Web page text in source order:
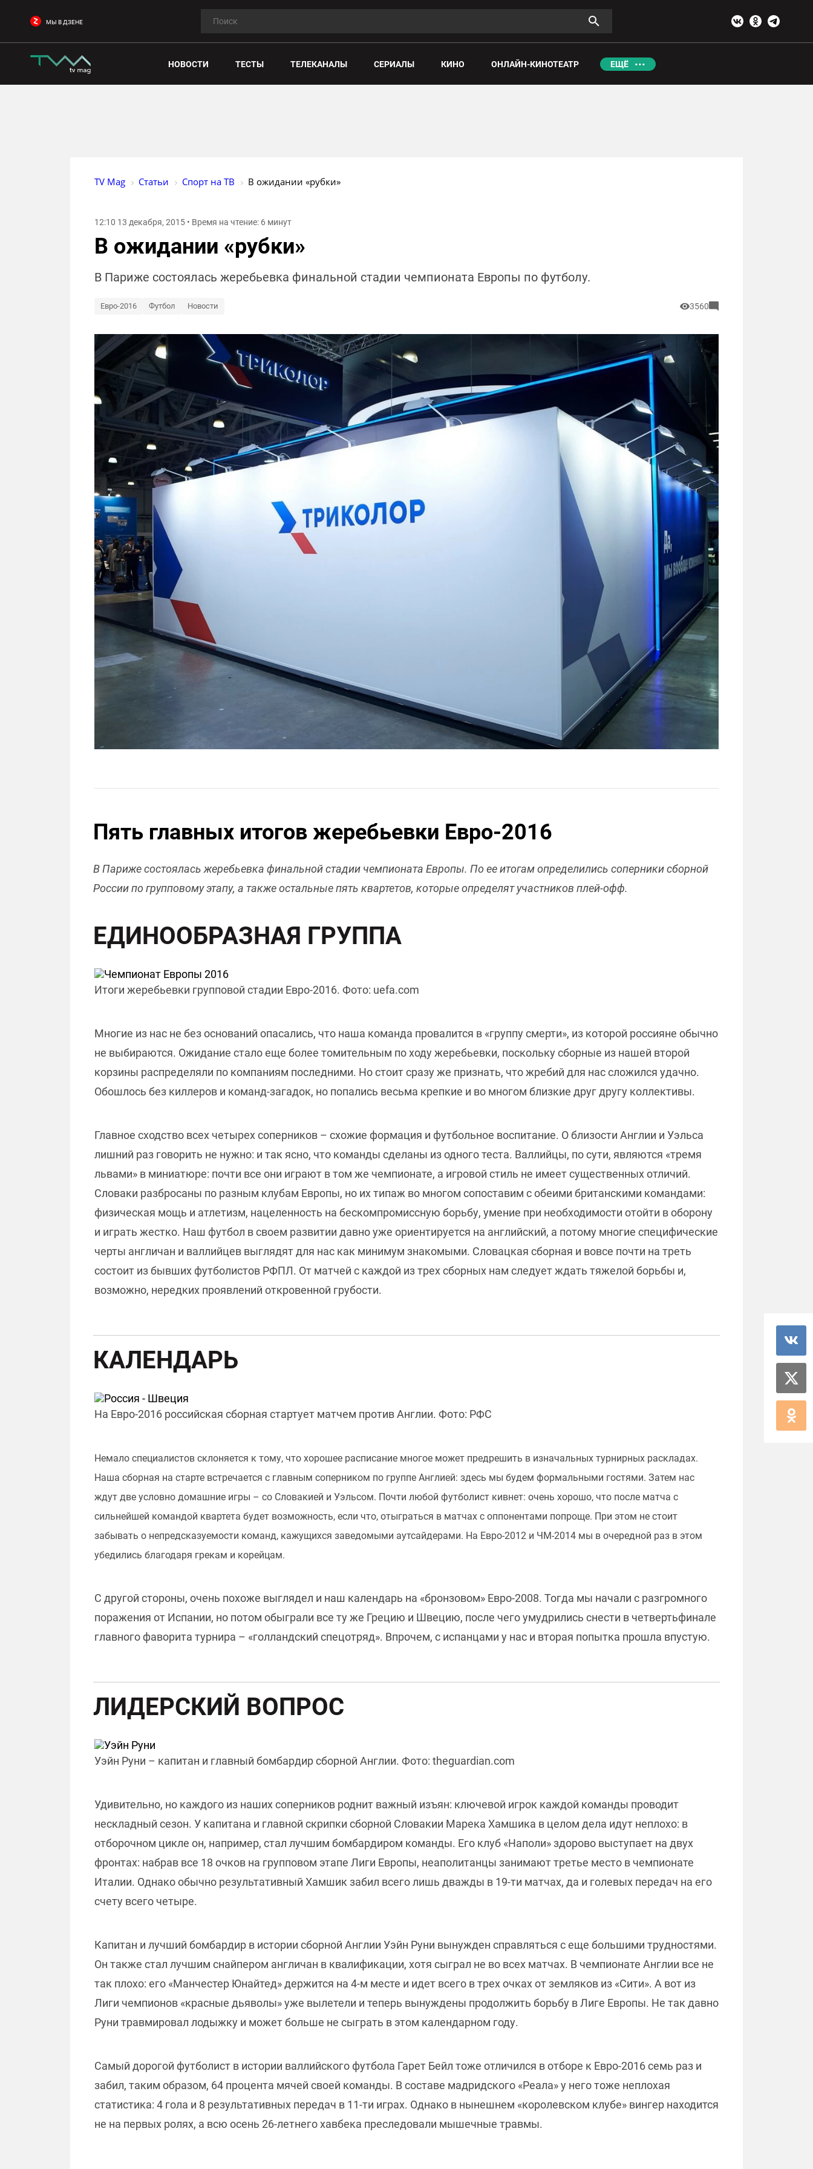
МЫ В ДЗЕНЕ
НОВОСТИ ТЕСТЫ ТЕЛЕКАНАЛЫ СЕРИАЛЫ КИНО ОНЛАЙН-КИНОТЕАТР ЕЩЁ
TV Mag Статьи Спорт на ТВ В ожидании «рубки»
12:10 13 декабря, 2015 • Время на чтение: 6 минут
В ожидании «рубки»
В Париже состоялась жеребьевка финальной стадии чемпионата Европы по футболу.
Евро-2016 Футбол Новости 3560
Пять главных итогов жеребьевки Евро-2016
В Париже состоялась жеребьевка финальной стадии чемпионата Европы. По ее итогам определились соперники сборной
России по групповому этапу, а также остальные пять квартетов, которые определят участников плей-офф.
ЕДИНООБРАЗНАЯ ГРУППА
Итоги жеребьевки групповой стадии Евро-2016. Фото: uefa.com
Многие из нас не без оснований опасались, что наша команда провалится в «группу смерти», из которой россияне обычно
не выбираются. Ожидание стало еще более томительным по ходу жеребьевки, поскольку сборные из нашей второй
корзины распределяли по компаниям последними. Но стоит сразу же признать, что жребий для нас сложился удачно.
Обошлось без киллеров и команд-загадок, но попались весьма крепкие и во многом близкие друг другу коллективы.
Главное сходство всех четырех соперников – схожие формация и футбольное воспитание. О близости Англии и Уэльса
лишний раз говорить не нужно: и так ясно, что команды сделаны из одного теста. Валлийцы, по сути, являются «тремя
львами» в миниатюре: почти все они играют в том же чемпионате, а игровой стиль не имеет существенных отличий.
Словаки разбросаны по разным клубам Европы, но их типаж во многом сопоставим с обеими британскими командами:
физическая мощь и атлетизм, нацеленность на бескомпромиссную борьбу, умение при необходимости отойти в оборону
и играть жестко. Наш футбол в своем развитии давно уже ориентируется на английский, а потому многие специфические
черты англичан и валлийцев выглядят для нас как минимум знакомыми. Словацкая сборная и вовсе почти на треть
состоит из бывших футболистов РФПЛ. От матчей с каждой из трех сборных нам следует ждать тяжелой борьбы и,
возможно, нередких проявлений откровенной грубости.
КАЛЕНДАРЬ
На Евро-2016 российская сборная стартует матчем против Англии. Фото: РФС
Немало специалистов склоняется к тому, что хорошее расписание многое может предрешить в изначальных турнирных раскладах.
Наша сборная на старте встречается с главным соперником по группе Англией: здесь мы будем формальными гостями. Затем нас
ждут две условно домашние игры – со Словакией и Уэльсом. Почти любой футболист кивнет: очень хорошо, что после матча с
сильнейшей командой квартета будет возможность, если что, отыграться в матчах с оппонентами попроще. При этом не стоит
забывать о непредсказуемости команд, кажущихся заведомыми аутсайдерами. На Евро-2012 и ЧМ-2014 мы в очередной раз в этом
убедились благодаря грекам и корейцам.
С другой стороны, очень похоже выглядел и наш календарь на «бронзовом» Евро-2008. Тогда мы начали с разгромного
поражения от Испании, но потом обыграли все ту же Грецию и Швецию, после чего умудрились снести в четвертьфинале
главного фаворита турнира – «голландский спецотряд». Впрочем, с испанцами у нас и вторая попытка прошла впустую.
ЛИДЕРСКИЙ ВОПРОС
Уэйн Руни – капитан и главный бомбардир сборной Англии. Фото: theguardian.com
Удивительно, но каждого из наших соперников роднит важный изъян: ключевой игрок каждой команды проводит
нескладный сезон. У капитана и главной скрипки сборной Словакии Марека Хамшика в целом дела идут неплохо: в
отборочном цикле он, например, стал лучшим бомбардиром команды. Его клуб «Наполи» здорово выступает на двух
фронтах: набрав все 18 очков на групповом этапе Лиги Европы, неаполитанцы занимают третье место в чемпионате
Италии. Однако обычно результативный Хамшик забил всего лишь дважды в 19-ти матчах, да и голевых передач на его
счету всего четыре.
Капитан и лучший бомбардир в истории сборной Англии Уэйн Руни вынужден справляться с еще большими трудностями.
Он также стал лучшим снайпером англичан в квалификации, хотя сыграл не во всех матчах. В чемпионате Англии все не
так плохо: его «Манчестер Юнайтед» держится на 4-м месте и идет всего в трех очках от земляков из «Сити». А вот из
Лиги чемпионов «красные дьяволы» уже вылетели и теперь вынуждены продолжить борьбу в Лиге Европы. Не так давно
Руни травмировал лодыжку и может больше не сыграть в этом календарном году.
Самый дорогой футболист в истории валлийского футбола Гарет Бейл тоже отличился в отборе к Евро-2016 семь раз и
забил, таким образом, 64 процента мячей своей команды. В составе мадридского «Реала» у него тоже неплохая
статистика: 4 гола и 8 результативных передач в 11-ти играх. Однако в нынешнем «королевском клубе» вингер находится
не на первых ролях, а всю осень 26-летнего хавбека преследовали мышечные травмы.